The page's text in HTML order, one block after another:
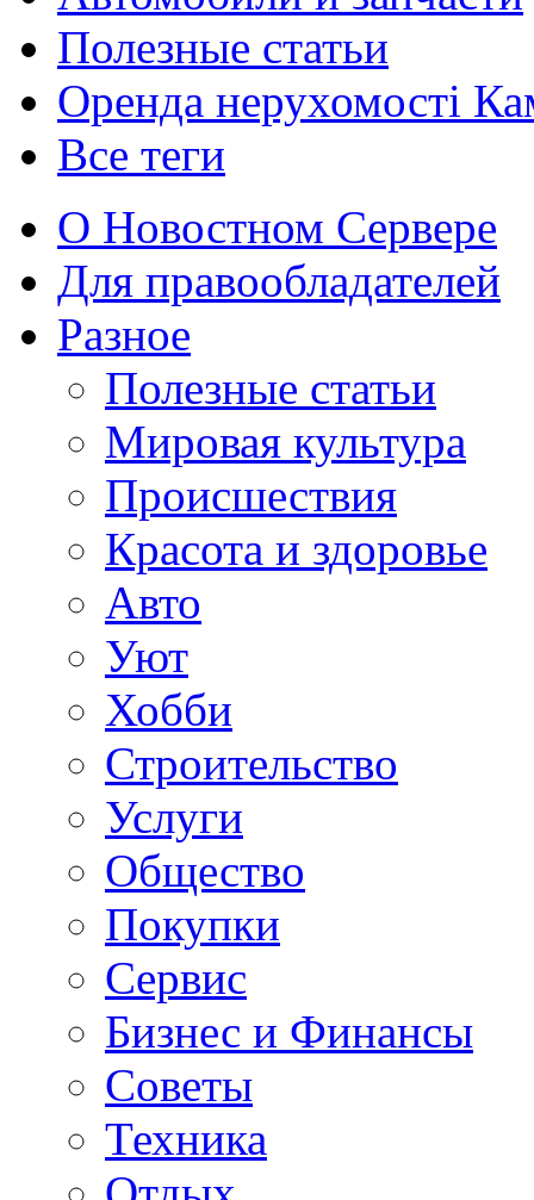
Полезные статьи
Оренда нерухомості
Все теги
О Новостном Сервере
Для правообладателей
Разное
Полезные статьи
Мировая культура
Происшествия
Красота и здоровье
Авто
Уют
Хобби
Строительство
Услуги
Общество
Покупки
Сервис
Бизнес и Финансы
Советы
Техника